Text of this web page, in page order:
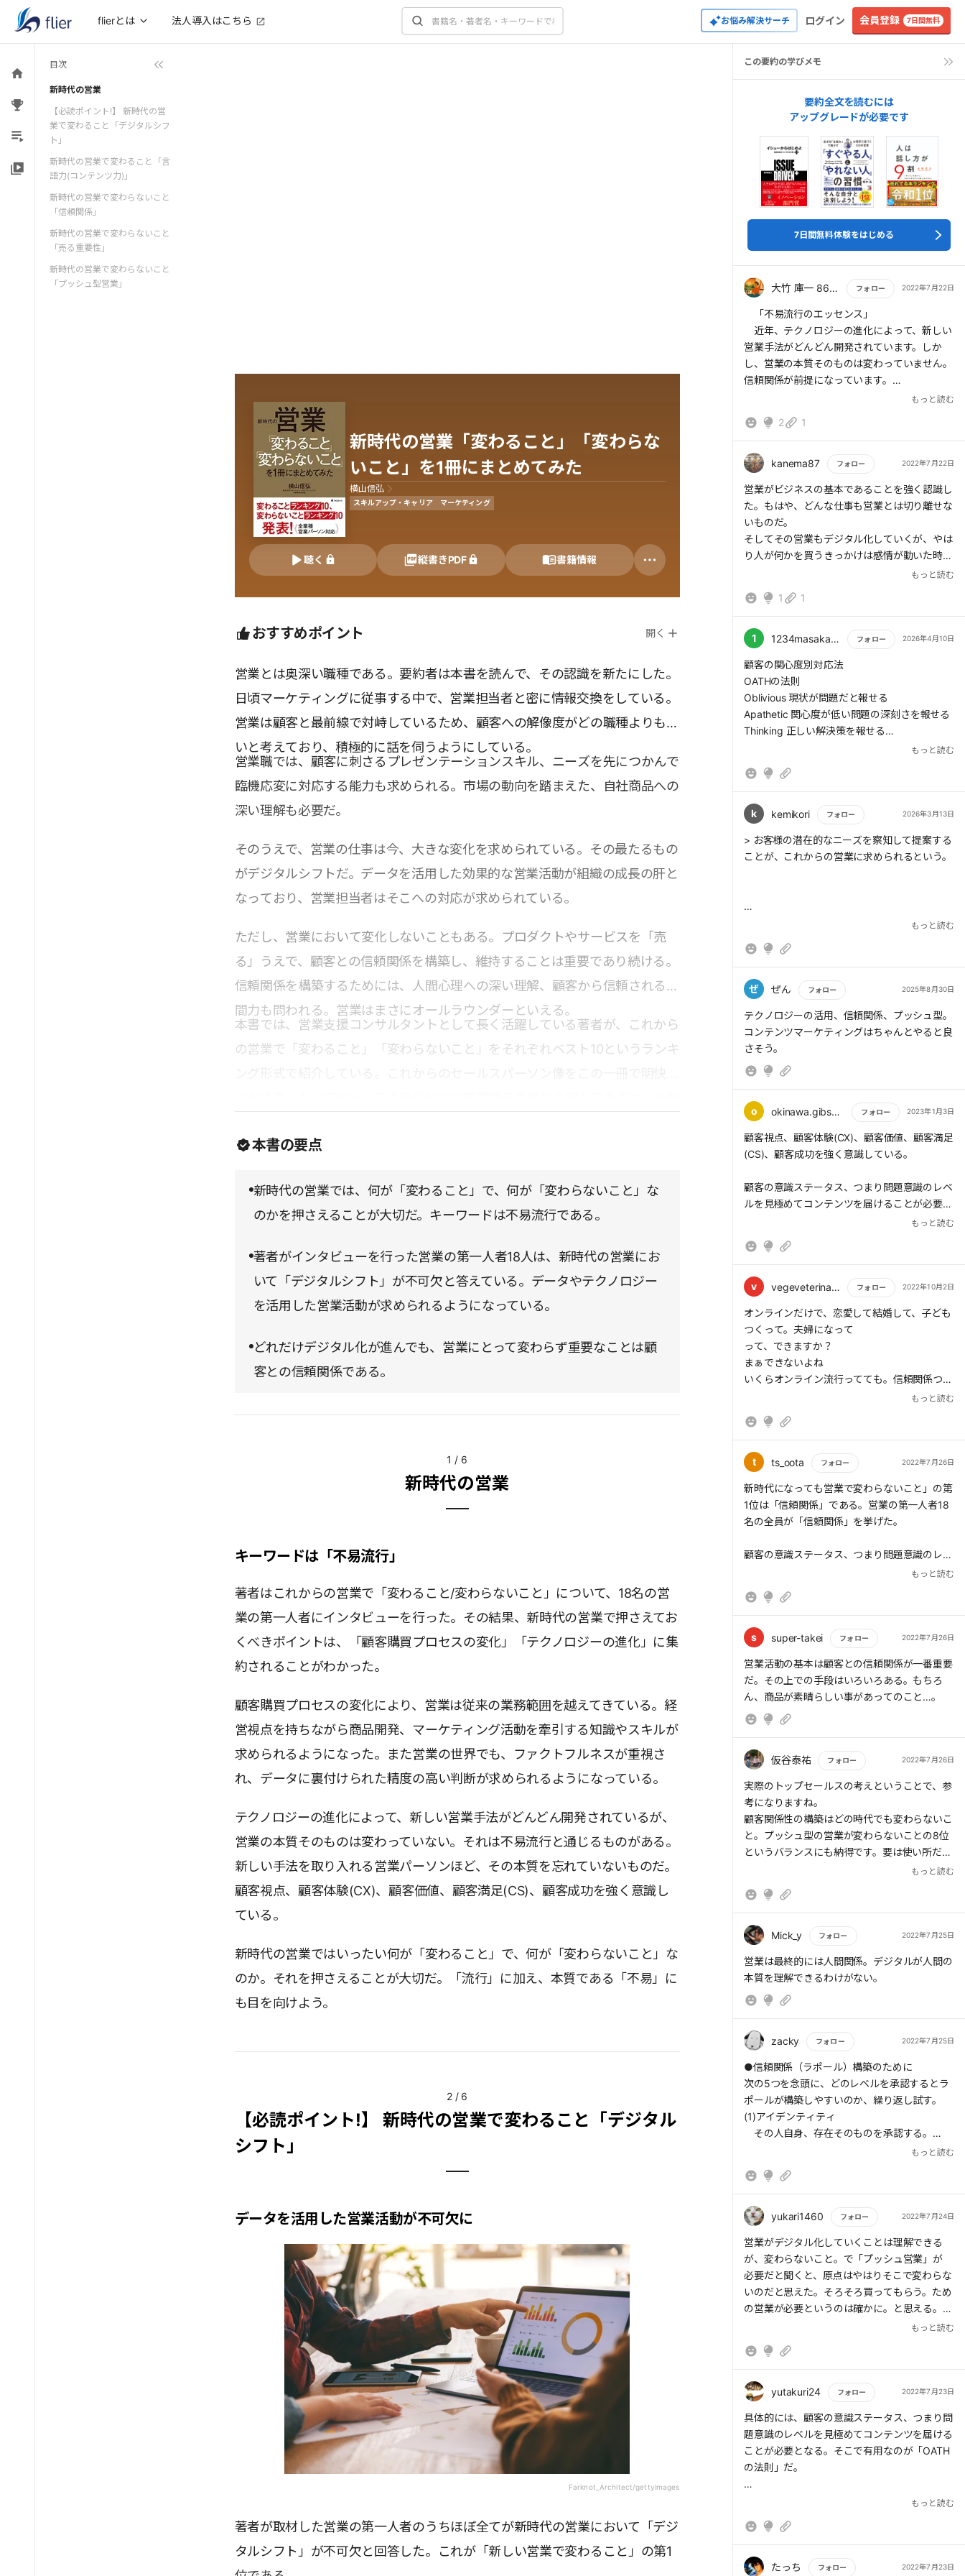
flierとは 法人導入はこちら お悩み解決サーチ ログイン 会員登録 7日間無料
目次
新時代の営業
【必読ポイント!】 新時代の営
業で変わること「デジタルシフ
ト」
新時代の営業で変わること「言
語力(コンテンツ力)」
新時代の営業で変わらないこと
「信頼関係」
新時代の営業で変わらないこと
「売る重要性」
新時代の営業で変わらないこと
「プッシュ型営業」
新時代の営業「変わること」「変わらな
いこと」を1冊にまとめてみた
横山信弘
スキルアップ・キャリア マーケティング
聴く 縦書きPDF 書籍情報
おすすめポイント 開く
営業とは奥深い職種である。要約者は本書を読んで、その認識を新たにした。
日頃マーケティングに従事する中で、営業担当者と密に情報交換をしている。
営業は顧客と最前線で対峙しているため、顧客への解像度がどの職種よりも高
いと考えており、積極的に話を伺うようにしている。
営業職では、顧客に刺さるプレゼンテーションスキル、ニーズを先につかんで
臨機応変に対応する能力も求められる。市場の動向を踏まえた、自社商品への
深い理解も必要だ。
そのうえで、営業の仕事は今、大きな変化を求められている。その最たるもの
がデジタルシフトだ。データを活用した効果的な営業活動が組織の成長の肝と
なっており、営業担当者はそこへの対応が求められている。
ただし、営業において変化しないこともある。プロダクトやサービスを「売
る」うえで、顧客との信頼関係を構築し、維持することは重要であり続ける。
信頼関係を構築するためには、人間心理への深い理解、顧客から信頼される人
間力も問われる。営業はまさにオールラウンダーといえる。
本書では、営業支援コンサルタントとして長く活躍している著者が、これから
の営業で「変わること」「変わらないこと」をそれぞれベスト10というランキ
本書の要点
新時代の営業では、何が「変わること」で、何が「変わらないこと」な
のかを押さえることが大切だ。キーワードは不易流行である。
著者がインタビューを行った営業の第一人者18人は、新時代の営業にお
いて「デジタルシフト」が不可欠と答えている。データやテクノロジー
を活用した営業活動が求められるようになっている。
どれだけデジタル化が進んでも、営業にとって変わらず重要なことは顧
客との信頼関係である。
1 / 6
新時代の営業
キーワードは「不易流行」
著者はこれからの営業で「変わること/変わらないこと」について、18名の営
業の第一人者にインタビューを行った。その結果、新時代の営業で押さえてお
くべきポイントは、「顧客購買プロセスの変化」「テクノロジーの進化」に集
約されることがわかった。
顧客購買プロセスの変化により、営業は従来の業務範囲を越えてきている。経
営視点を持ちながら商品開発、マーケティング活動を牽引する知識やスキルが
求められるようになった。また営業の世界でも、ファクトフルネスが重視さ
れ、データに裏付けられた精度の高い判断が求められるようになっている。
テクノロジーの進化によって、新しい営業手法がどんどん開発されているが、
営業の本質そのものは変わっていない。それは不易流行と通じるものがある。
新しい手法を取り入れる営業パーソンほど、その本質を忘れていないものだ。
顧客視点、顧客体験(CX)、顧客価値、顧客満足(CS)、顧客成功を強く意識し
ている。
新時代の営業ではいったい何が「変わること」で、何が「変わらないこと」な
のか。それを押さえることが大切だ。「流行」に加え、本質である「不易」に
も目を向けよう。
2/ 6
【必読ポイント!】 新時代の営業で変わること「デジタル
シフト」
データを活用した営業活動が不可欠に
Farknot_Architect/gettyimages
著者が取材した営業の第一人者のうちほぼ全てが新時代の営業において「デジ
タルシフト」が不可欠と回答した。これが「新しい営業で変わること」の第1
この要約の学びメモ
要約全文を読むには
アップグレードが必要です
7日間無料体験をはじめる
大竹 庫一 860×Kura フォロー 2022年7月22日
もっと読む
「不易流行のエッセンス」
近年、テクノロジーの進化によって、新しい
営業手法がどんどん開発されています。しか
し、営業の本質そのものは変わっていません。
信頼関係が前提になっています。
としています。それは、一緒にいて落ち着き、
もっていますか。なかなか難しいかもしれませ
らです。どうしても一時的に合っていた価値観
が微妙にずれていくからです。
世の中は諸行無常です。その時をすべて受け
入れていきましょう。
さあ、全力で目の前にいる人に尽くしていき
ましょう。
もっと読む
2 1
kanema87 フォロー 2022年7月22日
もっと読む
営業がビジネスの基本であることを強く認識し
た。もはや、どんな仕事も営業とは切り離せな
いものだ。
そしてその営業もデジタル化していくが、やは
り人が何かを買うきっかけは感情が動いた時で
あるから、人がどうしても絡んでくる。AIでは
どんな仕事を就くにしろ営業の知識、スキルは
う!
もっと読む
1 1
1 1234masakatu.d フォロー 2026年4月10日
もっと読む
顧客の関心度別対応法
OATHの法則
Oblivious 現状が問題だと報せる
Apathetic 関心度が低い問題の深刻さを報せる
Thinking 正しい解決策を報せる
Hurting 直ちに解決したいもので、当社を選ぶ
ティ、価値観、能力、行動、環境という5段階
である。
プッシュ型営業で、「町の営業」卒業へ
もっと読む
k kemikori フォロー 2026年3月13日
もっと読む
> お客様の潜在的なニーズを察知して提案する
ことが、これからの営業に求められるという。
> デジタルシフトによって生産性を高めるため
重要だ。
もっと読む
ぜ ぜん フォロー 2025年8月30日
もっと読む
テクノロジーの活用、信頼関係、プッシュ型。
コンテンツマーケティングはちゃんとやると良
さそう。
o okinawa.gibson39 フォロー 2023年1月3日
もっと読む
顧客視点、顧客体験(CX)、顧客価値、顧客満足
(CS)、顧客成功を強く意識している。
顧客の意識ステータス、つまり問題意識のレベ
ルを見極めてコンテンツを届けることが必要と
なる。そこで有用なのが「OATHの法則」だ。
O「Oblivious(問題を認識していない)」→現状
ない)」→その問題の重大性、深刻さを知らせ
る
T「Thinking(問題解決を考えている)」→正し
い問題の解決策を知らせる
H「Hurting(直ちに問題解決したい)」→当社の
もっと読む
v vegeveterinary フォロー 2022年10月2日
もっと読む
オンラインだけで、恋愛して結婚して、子ども
つくって。夫婦になって
って、できますか？
まぁできないよね
いくらオンライン流行ってても。信頼関係つく
るのはリアルが大事なわけでもあって。
ることができても、信頼までは到達は、できな
もっと読む
t ts_oota フォロー 2022年7月26日
もっと読む
新時代になっても営業で変わらないこと」の第
1位は「信頼関係」である。営業の第一人者18
名の全員が「信頼関係」を挙げた。
顧客の意識ステータス、つまり問題意識のレベ
ルを見極めてコンテンツを届けることが必要と
が問題であると知らせる
A「Apathetic(問題を認識しているが、関心が
ない)」→その問題の重大性、深刻さを知らせ
る
T「Thinking(問題解決を考えている)」→正し
い問題の解決策を知らせる
H「Hurting(直ちに問題解決したい)」→当社の
商材を選ぶ理由を知らせる
著者がインタビューを行った営業の第一人者18
人は、新時代の営業において「デジタルシフ
ト」が不可欠と答えている。データやテクノロ
っている。
もっと読む
s super-takei フォロー 2022年7月26日
もっと読む
営業活動の基本は顧客との信頼関係が一番重要
だ。その上での手段はいろいろある。もちろ
ん、商品が素晴らしい事があってのこと…。
仮谷泰祐 フォロー 2022年7月26日
もっと読む
実際のトップセールスの考えということで、参
考になりますね。
顧客関係性の構築はどの時代でも変わらないこ
と。プッシュ型の営業が変わらないことの8位
というバランスにも納得です。要は使い所だな
一方、デジタルの理解、言語力が変わることに
が増えている中、言語力がないと想定以上の時
しまったりするリスクがあると思います。
言語力は一長一短に身につくことではないもの
の、上手な文章を書く人を参考にコツコツと積
み上げるしかないのだと思う。
もっと読む
Mick_y フォロー 2022年7月25日
もっと読む
営業は最終的には人間関係。デジタルが人間の
本質を理解できるわけがない。
zacky フォロー 2022年7月25日
もっと読む
●信頼関係（ラポール）構築のために
次の5つを念頭に、どのレベルを承認するとラ
ポールが構築しやすいのか、繰り返し試す。
(1)アイデンティティ
その人自身、存在そのものを承認する。
する。
その人のもつ能力を承認する。
行動を承認する。
(5)環境
その人の部下の成長や身を置いてきた環境な
どを承認する。
もっと読む
yukari1460 フォロー 2022年7月24日
もっと読む
営業がデジタル化していくことは理解できる
が、変わらないこと。で「プッシュ営業」が
必要だと聞くと、原点はやはりそこで変わらな
いのだと思えた。そろそろ買ってもらう。ため
の営業が必要というのは確かに。と思える。普
段の営業スタイルは待ちの営業になっていたの
断るタイミングを与えすぎていたかもしれませ
もっと読む
yutakuri24 フォロー 2022年7月23日
もっと読む
具体的には、顧客の意識ステータス、つまり問
題意識のレベルを見極めてコンテンツを届ける
ことが必要となる。そこで有用なのが「OATH
の法則」だ。
O「Oblivious(問題を認識していない)」→現状
ない)」→その問題の重大性、深刻さを知らせ
もっと読む
たっち フォロー 2022年7月23日